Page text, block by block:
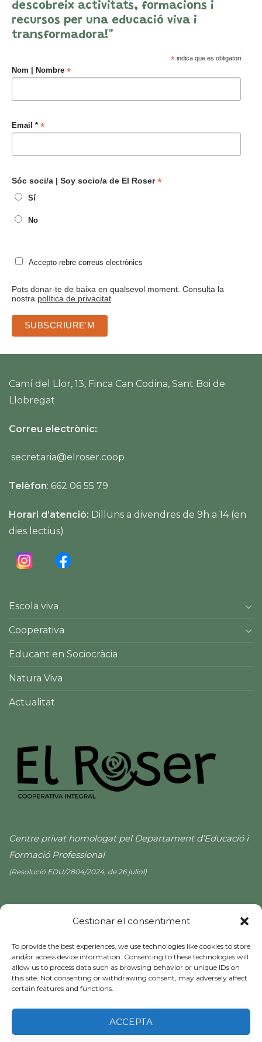
Gestionar el consentiment
To provide the best experiences, we use technologies like cookies to store
and/or access device information. Consenting to these technologies will
allow us to process data such as browsing behavior or unique IDs on
this site. Not consenting or withdrawing consent, may adversely affect
certain features and functions.
ACCEPTA
descobreix activitats, formacions i
recursos per una educació viva i
transformadora!"
*indica que es obligatori
Nom | Nombre *
Email * *
Sóc soci/a | Soy socio/a de El Roser*
Sí
No
Accepto rebre correus electrònics
Pots donar-te de baixa en qualsevol moment. Consulta la
nostra política de privacitat
Camí del Llor, 13, Finca Can Codina, Sant Boi de
Llobregat
Correu electrònic::
secretaria@elroser.coop
Telèfon: 662 06 55 79
Horari d’atenció: Dilluns a divendres de 9h a 14 (en
dies lectius)
Escola viva
Cooperativa
Educant en Sociocràcia
Natura Viva
Actualitat
Centre privat homologat pel Departament d’Educació i
Formació Professional
(Resolució EDU/2804/2024, de 26 juliol)
Avis Legal|Cookies
Copyright 2026 ©EL ROSER COOP